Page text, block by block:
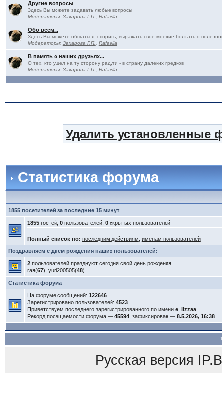
Другие вопросы
Здесь Вы можете задавать любые вопросы
Модераторы: Захарова Г.П. Rafaella
Обо всем...
Здесь Вы можете общаться, спорить, выражать свое мнение болтать о
Модераторы: Захарова Г.П. Rafaella
В память о наших друзьях...
О тех, кто ушел на ту сторону радуги - в страну далеких предков
Модераторы: Захарова Г.П. Rafaella
Удалить установленные
Статистика форума
1855 посетителей за последние 15 минут
1855гостей, 0пользователей, 0скрытых пользователей
Полный список по: последним действиям именам пользователей
Поздравляем с днем рождения наших пользователей:
2пользователей празднуют сегодня свой день рождения
гая(67), yuri200505(48)
Статистика форума
На форуме сообщений: 122646
Зарегистрировано пользователей: 4523
Приветствуем последнего зарегистрированного по имени e_lizzaa__
Рекорд посещаемости форума — 45594, зафиксирован — 8.5.2026, 16:38
Русская версия